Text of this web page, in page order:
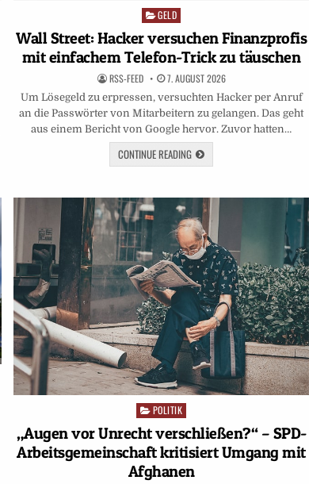
Posted
GELD
Wall Street: Hacker versuchen Finanzprofis
mit einfachem Telefon-Trick zu täuschen
RSS-FEED 7. AUGUST 2026
Um Lösegeld zu erpressen, versuchten Hacker per Anruf
an die Passwörter von Mitarbeitern zu gelangen. Das geht
aus einem Bericht von Google hervor. Zuvor ⁠hatten…
CONTINUE READING
Posted
in
POLITIK
„Augen vor Unrecht verschließen?“ – SPD-
Arbeitsgemeinschaft kritisiert Umgang mit
Afghanen